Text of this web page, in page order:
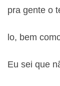
pra gente o
lo, bem
Eu sei que